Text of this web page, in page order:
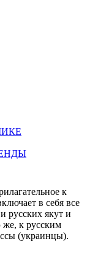
к
в себя все
русских якут и
же, к русским
(украинцы).